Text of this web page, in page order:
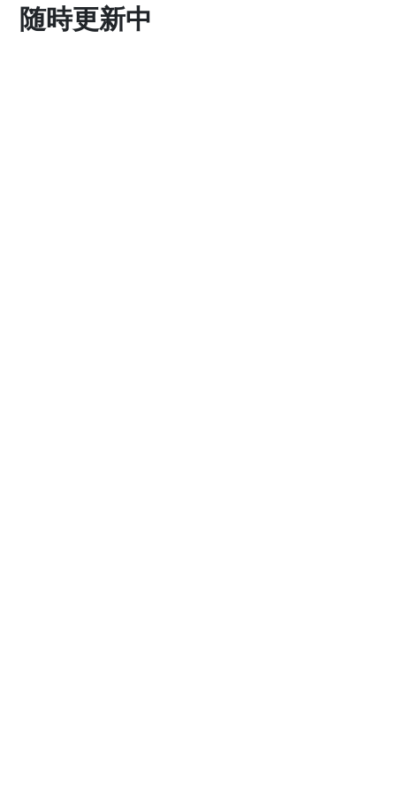
随時更新中